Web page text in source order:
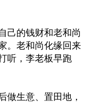
己的钱财和老和尚
。老和尚化缘回来
听，李老板早跑
做生意、置田地，